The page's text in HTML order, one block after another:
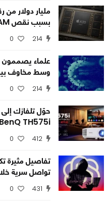
بسبب نقص DRAM
214
0
علماء يصممون
وسط مخاوف
214
0
حوّل تلفازك
BenQ TH575i
412
0
تواصل سرية
431
0